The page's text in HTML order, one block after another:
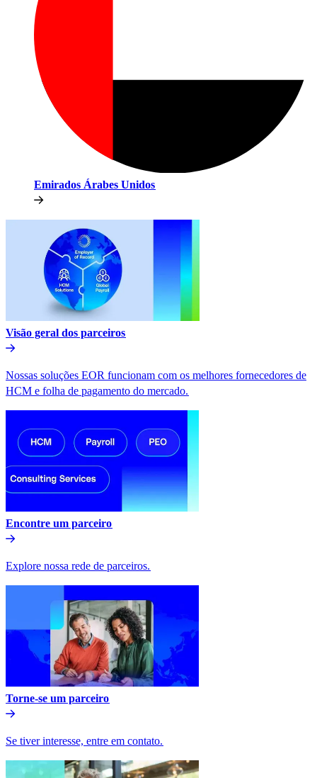
Emirados Árabes Unidos​​
Visão geral dos parceiros​​
Nossas soluções EOR funcionam com os melhores fornecedores de
HCM e folha de pagamento do mercado.​​
Encontre um parceiro​​
Explore nossa rede de parceiros.​​
Torne-se um parceiro​​
Se tiver interesse, entre em contato.​​